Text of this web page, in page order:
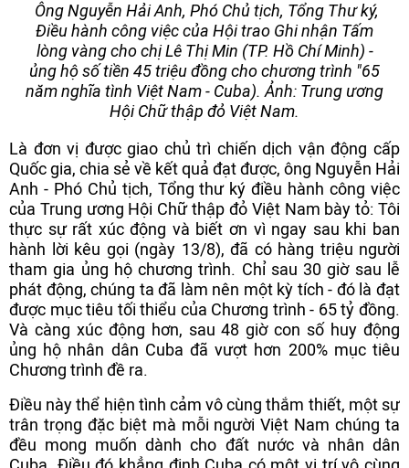
Ông Nguyễn Hải Anh, Phó Chủ tịch, Tổng Thư ký,
Điều hành công việc của Hội trao Ghi nhận Tấm
lòng vàng cho chị Lê Thị Min (TP. Hồ Chí Minh) -
ủng hộ số tiền 45 triệu đồng cho chương trình "65
năm nghĩa tình Việt Nam - Cuba). Ảnh: Trung ương
Hội Chữ thập đỏ Việt Nam.
Là đơn vị được giao chủ trì chiến dịch vận động cấp
Quốc gia, chia sẻ về kết quả đạt được, ông Nguyễn Hải
Anh - Phó Chủ tịch, Tổng thư ký điều hành công việc
của Trung ương Hội Chữ thập đỏ Việt Nam bày tỏ: Tôi
thực sự rất xúc động và biết ơn vì ngay sau khi ban
hành lời kêu gọi (ngày 13/8), đã có hàng triệu người
tham gia ủng hộ chương trình. Chỉ sau 30 giờ sau lễ
phát động, chúng ta đã làm nên một kỳ tích - đó là đạt
được mục tiêu tối thiểu của Chương trình - 65 tỷ đồng.
Và càng xúc động hơn, sau 48 giờ con số huy động
ủng hộ nhân dân Cuba đã vượt hơn 200% mục tiêu
Chương trình đề ra.
Điều này thể hiện tình cảm vô cùng thắm thiết, một sự
trân trọng đặc biệt mà mỗi người Việt Nam chúng ta
đều mong muốn dành cho đất nước và nhân dân